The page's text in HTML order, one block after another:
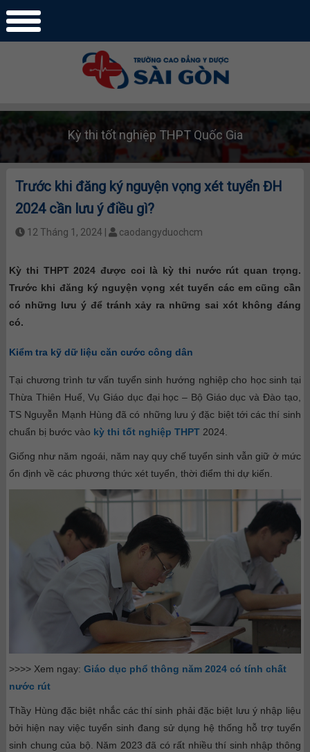
Kỳ thi tốt nghiệp THPT Quốc Gia
Trước khi đăng ký nguyện vọng xét tuyển ĐH
2024 cần lưu ý điều gì?
12 Tháng 1, 2024 | caodangyduochcm
Kỳ thi THPT 2024 được coi là kỳ thi nước rút quan trọng.
Trước khi đăng ký nguyện vọng xét tuyển các em cũng cần
có những lưu ý để tránh xảy ra những sai xót không đáng
có.
Kiểm tra kỹ dữ liệu căn cước công dân
Tại chương trình tư vấn tuyển sinh hướng nghiệp cho học sinh tại
Thừa Thiên Huế, Vụ Giáo dục đại học – Bộ Giáo dục và Đào tạo,
TS Nguyễn Mạnh Hùng đã có những lưu ý đặc biệt tới các thí sinh
chuẩn bị bước vào kỳ thi tốt nghiệp THPT 2024.
Giống như năm ngoái, năm nay quy chế tuyển sinh vẫn giữ ở mức
ổn định về các phương thức xét tuyển, thời điểm thi dự kiến.
>>>> Xem ngay:Giáo dục phổ thông năm 2024 có tính chất
nước rút
Thầy Hùng đặc biệt nhắc các thí sinh phải đặc biệt lưu ý nhập liệu
bởi hiện nay việc tuyển sinh đang sử dụng hệ thống hỗ trợ tuyển
sinh chung của bộ. Năm 2023 đã có rất nhiều thí sinh nhập thông